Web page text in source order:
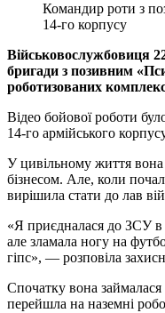
Командир роти з
14-го корпусу
Військовослужбовиця
бригади з позивним
роботизованих
Відео бойової роботи
14-го армійського
У цивільному життя вона
бізнесом. Але, коли
вирішила стати до лав
«Я приєдналася до ЗСУ в
але зламала ногу на
гіпс», — розповіла
Спочатку вона
перейшла на наземні